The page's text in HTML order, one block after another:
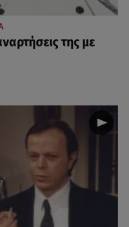
της με